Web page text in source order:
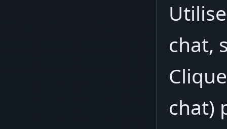
chat,
chat)